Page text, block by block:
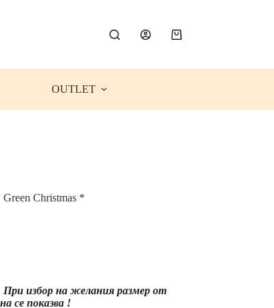
Shopping
OUTLET
Christmas *
При избор на желания размер от
се показва !